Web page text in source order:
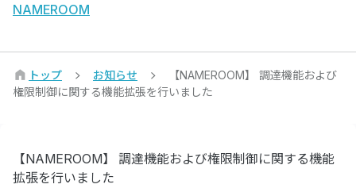
NAMEROOM
トップ お知らせ
【NAMEROOM】 調達機能および
権限制御に関する機能拡張を行いました
【NAMEROOM】 調達機能および権限制御に関する機能
拡張を行いました